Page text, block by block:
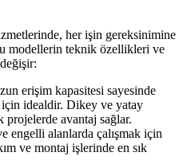
her işin gereksinimine
modellerin teknik özellikleri ve
erişim kapasitesi sayesinde
için idealdir. Dikey ve yatay
avantaj sağlar.
engelli alanlarda çalışmak için
ve montaj işlerinde en sık